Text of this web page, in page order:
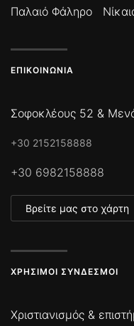
Παλαιό Φάληρο
ΕΠΙΚΟΙΝΩΝΊΑ
Σοφοκλέους 52 &
+30 2152158888
+30 6982158888
Βρείτε μας στο χάρτη
ΧΡΉΣΙΜΟΙ ΣΎΝΔΕΣΜΟΙ
Χριστιανισμός &